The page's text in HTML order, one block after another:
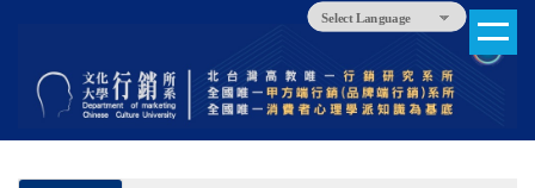
Powered by Translate